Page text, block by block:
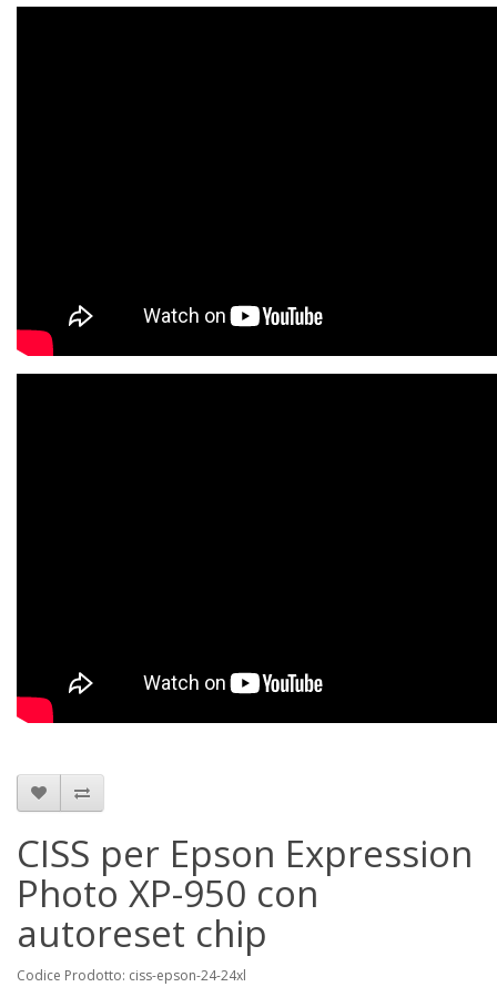
CISS per Epson Expression
Photo XP-950 con
autoreset chip
Codice Prodotto: ciss-epson-24-24xl